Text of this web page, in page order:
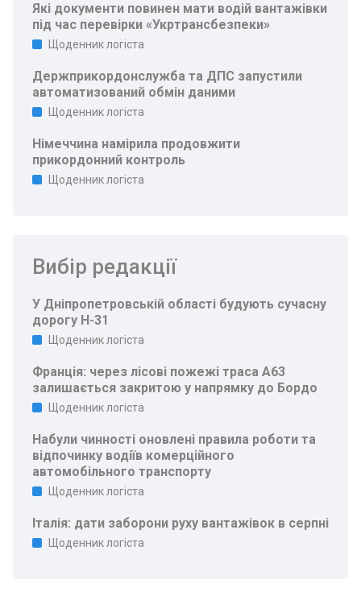
Які документи повинен мати водій вантажівки
під час перевірки «Укртрансбезпеки»
Щоденник логіста
Держприкордонслужба та ДПС запустили
автоматизований обмін даними
Щоденник логіста
Німеччина намірила продовжити
прикордонний контроль
Щоденник логіста
Вибір редакції
У Дніпропетровській області будують сучасну
дорогу Н-31
Щоденник логіста
Франція: через лісові пожежі траса A63
залишається закритою у напрямку до Бордо
Щоденник логіста
Набули чинності оновлені правила роботи та
відпочинку водіїв комерційного
автомобільного транспорту
Щоденник логіста
Італія: дати заборони руху вантажівок в серпні
Щоденник логіста